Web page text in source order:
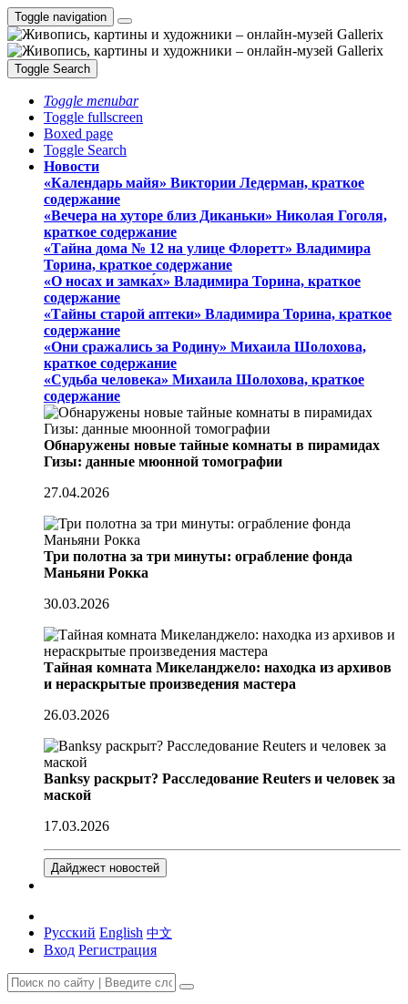
Toggle navigation
Toggle Search
Toggle menubar
Toggle fullscreen
Boxed page
Toggle Search
Новости
«Календарь майя» Виктории Ледерман, краткое
содержание
«Вечера на хуторе близ Диканьки» Николая Гоголя,
краткое содержание
«Тайна дома № 12 на улице Флоретт» Владимира
Торина, краткое содержание
«О носах и замка́х» Владимира Торина, краткое
содержание
«Тайны старой аптеки» Владимира Торина, краткое
содержание
«Они сражались за Родину» Михаила Шолохова,
краткое содержание
«Судьба человека» Михаила Шолохова, краткое
содержание
Обнаружены новые тайные комнаты в пирамидах
Гизы: данные мюонной томографии
27.04.2026
Три полотна за три минуты: ограбление фонда
Маньяни Рокка
30.03.2026
Тайная комната Микеланджело: находка из архивов
и нераскрытые произведения мастера
26.03.2026
Banksy раскрыт? Расследование Reuters и человек за
маской
17.03.2026
Дайджест новостей
Русский English 中文
Вход Регистрация